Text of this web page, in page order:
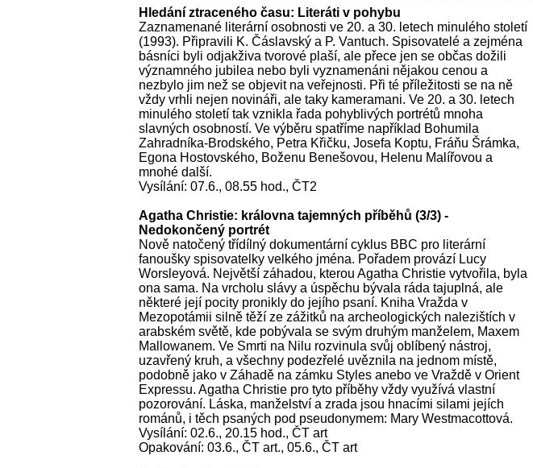
Hledání ztraceného času: Literáti v pohybu
Zaznamenané literární osobnosti ve 20. a 30. letech minulého století
(1993). Připravili K. Čáslavský a P. Vantuch. Spisovatelé a zejména
básníci byli odjakživa tvorové plaší, ale přece jen se občas dožili
významného jubilea nebo byli vyznamenáni nějakou cenou a
nezbylo jim než se objevit na veřejnosti. Při té příležitosti se na ně
vždy vrhli nejen novináři, ale taky kameramani. Ve 20. a 30. letech
minulého století tak vznikla řada pohyblivých portrétů mnoha
slavných osobností. Ve výběru spatříme například Bohumila
Zahradníka-Brodského, Petra Křičku, Josefa Koptu, Fráňu Šrámka,
Egona Hostovského, Boženu Benešovou, Helenu Malířovou a
mnohé další.
Vysílání: 07.6., 08.55 hod., ČT2
Agatha Christie: královna tajemných příběhů (3/3) -
Nedokončený portrét
Nově natočený třídílný dokumentární cyklus BBC pro literární
fanoušky spisovatelky velkého jména. Pořadem provází Lucy
Worsleyová. Největší záhadou, kterou Agatha Christie vytvořila, byla
ona sama. Na vrcholu slávy a úspěchu bývala ráda tajuplná, ale
některé její pocity pronikly do jejího psaní. Kniha Vražda v
Mezopotámii silně těží ze zážitků na archeologických nalezištích v
arabském světě, kde pobývala se svým druhým manželem, Maxem
Mallowanem. Ve Smrti na Nilu rozvinula svůj oblíbený nástroj,
uzavřený kruh, a všechny podezřelé uvěznila na jednom místě,
podobně jako v Záhadě na zámku Styles anebo ve Vraždě v Orient
Expressu. Agatha Christie pro tyto příběhy vždy využívá vlastní
pozorování. Láska, manželství a zrada jsou hnacími silami jejích
románů, i těch psaných pod pseudonymem: Mary Westmacottová.
Vysílání: 02.6., 20.15 hod., ČT art
Opakování: 03.6., ČT art., 05.6., ČT art